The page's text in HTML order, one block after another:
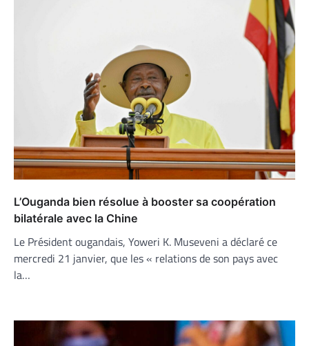
L’Ouganda bien résolue à booster sa coopération
bilatérale avec la Chine
Le Président ougandais, Yoweri K. Museveni a déclaré ce
mercredi 21 janvier, que les « relations de son pays avec
la…